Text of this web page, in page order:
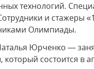
технологий.
и стажеры
Олимпиады.
Юрченко —
состоится в